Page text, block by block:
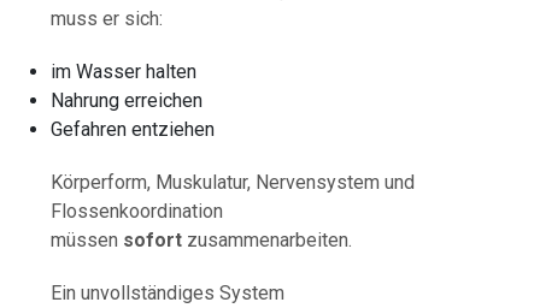
muss er sich:
im Wasser halten
Nahrung erreichen
Gefahren entziehen
Körperform, Muskulatur, Nervensystem und
Flossenkoordination
müssen sofort zusammenarbeiten.
Ein unvollständiges System